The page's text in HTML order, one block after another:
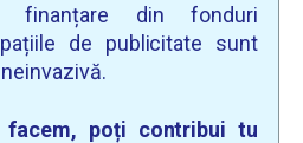
din fonduri
de publicitate sunt
poți contribui tu